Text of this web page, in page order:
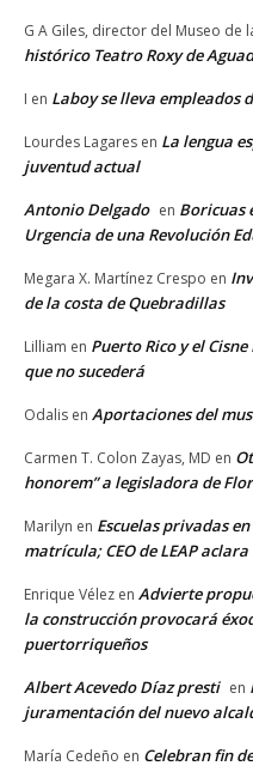
G A Giles, director del Museo de
histórico Teatro Roxy de
I en Laboy se lleva empleados
Lourdes Lagares en La lengua
juventud actual
Antonio Delgado en Boricuas
Urgencia de una Revolución
Megara X. Martínez Crespo en
de la costa de Quebradillas
Lilliam en Puerto Rico y el
que no sucederá
Odalis en Aportaciones del
Carmen T. Colon Zayas, MD en
honorem” a legisladora de
Marilyn en Escuelas privadas
matrícula; CEO de LEAP aclara
Enrique Vélez en Advierte
la construcción provocará
puertorriqueños
Albert Acevedo Díaz presti en
juramentación del nuevo
María Cedeño en Celebran fin